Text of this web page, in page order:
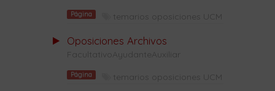
Página temarios oposiciones UCM
Oposiciones Archivos
FacultativoAyudanteAuxiliar
Página temarios oposiciones UCM